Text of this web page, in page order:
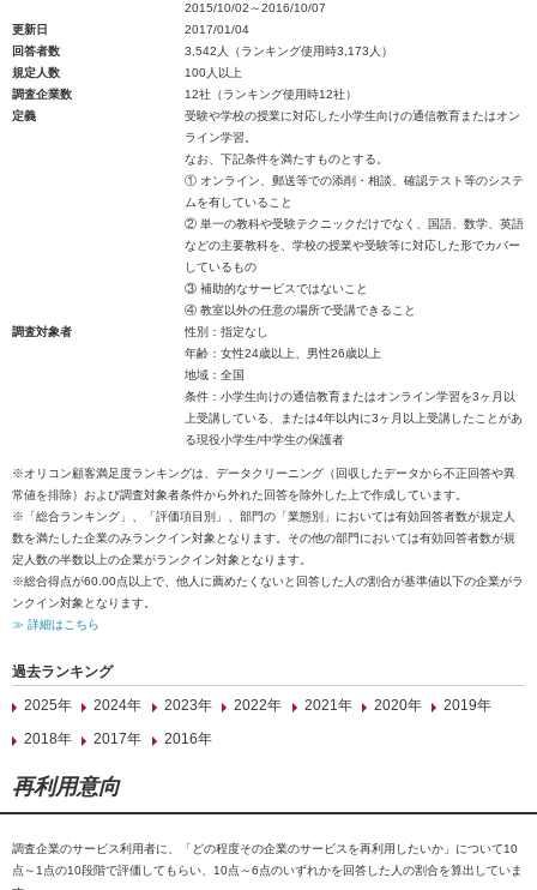
2015/10/02～2016/10/07
更新日
2017/01/04
回答者数
3,542人（ランキング使用時3,173人）
規定人数
100人以上
調査企業数
12社（ランキング使用時12社）
定義
受験や学校の授業に対応した小学生向けの通信教育またはオン
ライン学習。
なお、下記条件を満たすものとする。
① オンライン、郵送等での添削・相談、確認テスト等のシステ
ムを有していること
② 単一の教科や受験テクニックだけでなく、国語、数学、英語
などの主要教科を、学校の授業や受験等に対応した形でカバー
しているもの
③ 補助的なサービスではないこと
④ 教室以外の任意の場所で受講できること
調査対象者
性別：指定なし
年齢：女性24歳以上、男性26歳以上
地域：全国
条件：小学生向けの通信教育またはオンライン学習を3ヶ月以
上受講している、または4年以内に3ヶ月以上受講したことがあ
る現役小学生/中学生の保護者
※オリコン顧客満足度ランキングは、データクリーニング（回収したデータから不正回答や異
常値を排除）および調査対象者条件から外れた回答を除外した上で作成しています。
※「総合ランキング」、「評価項目別」、部門の「業態別」においては有効回答者数が規定人
数を満たした企業のみランクイン対象となります。その他の部門においては有効回答者数が規
定人数の半数以上の企業がランクイン対象となります。
※総合得点が60.00点以上で、他人に薦めたくないと回答した人の割合が基準値以下の企業がラ
ンクイン対象となります。
≫ 詳細はこちら
過去ランキング
2025年
2024年 2023年 2022年 2021年 2020年
2019年
2018年
2017年 2016年
再利用意向
調査企業のサービス利用者に、「どの程度その企業のサービスを再利用したいか」について10
点～1点の10段階で評価してもらい、10点～6点のいずれかを回答した人の割合を算出していま